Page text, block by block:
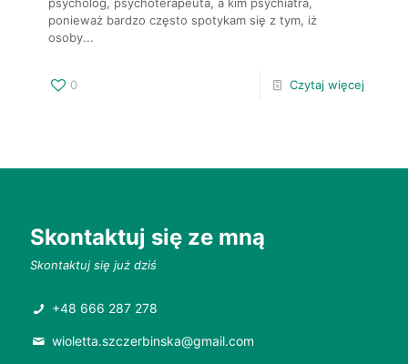
ponieważ bardzo często spotykam się z tym, iż
osoby...
0 Czytaj więcej
Skontaktuj się ze mną
Skontaktuj się już dziś
+48 666 287 278
wioletta.szczerbinska@gmail.com